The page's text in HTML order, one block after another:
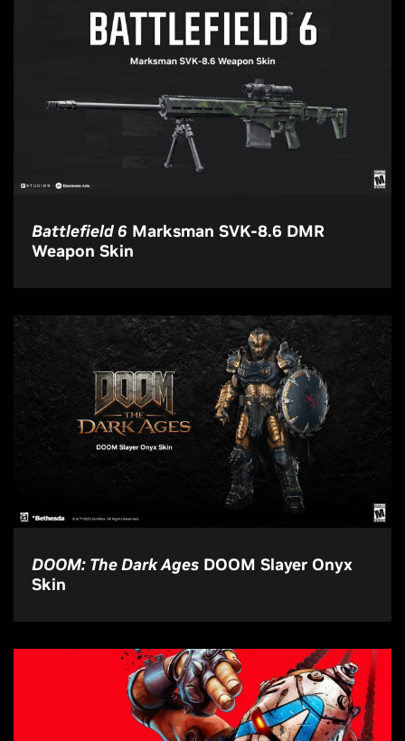
Battlefield 6 Marksman SVK-8.6 DMR
Weapon Skin
DOOM: The Dark Ages DOOM Slayer Onyx
Skin